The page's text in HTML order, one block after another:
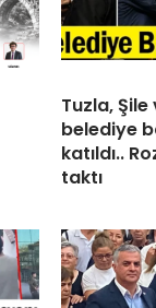
Tuzla,
belediye
katıldı..
taktı